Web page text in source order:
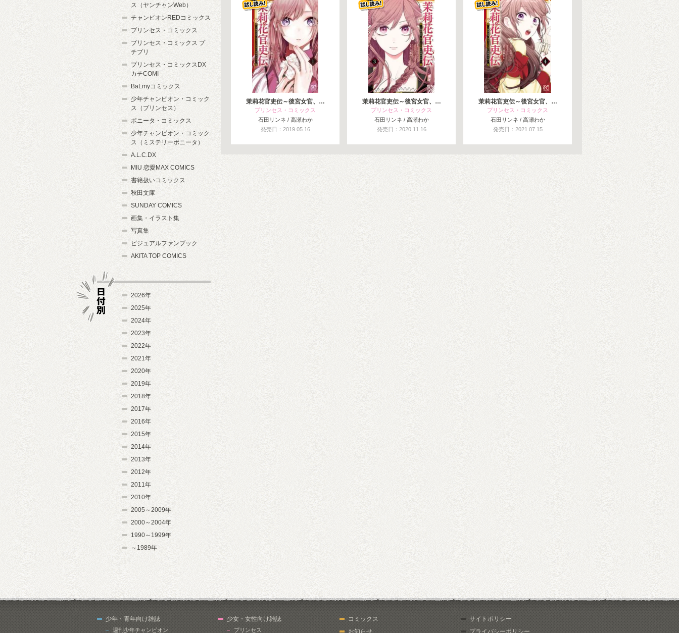
茉莉花官吏伝～後宮女官、…
プリンセス・コミックス
石田リンネ / 高瀬わか
発売日：2019.05.16
茉莉花官吏伝～後宮女官、…
プリンセス・コミックス
石田リンネ / 高瀬わか
発売日：2020.11.16
茉莉花官吏伝～後宮女官、…
プリンセス・コミックス
石田リンネ / 高瀬わか
発売日：2021.07.15
ス（ヤンチャンWeb）
チャンピオンREDコミックス
プリンセス・コミックス
プリンセス・コミックス プ
チプリ
プリンセス・コミックスDX
カチCOMI
BaLmyコミックス
少年チャンピオン・コミック
ス（プリンセス）
ボニータ・コミックス
少年チャンピオン・コミック
ス（ミステリーボニータ）
A.L.C.DX
MIU 恋愛MAX COMICS
書籍扱いコミックス
秋田文庫
SUNDAY COMICS
画集・イラスト集
写真集
ビジュアルファンブック
AKITA TOP COMICS
2026年
2025年
2024年
2023年
2022年
2021年
2020年
2019年
2018年
2017年
2016年
2015年
2014年
2013年
2012年
2011年
2010年
2005～2009年
2000～2004年
1990～1999年
～1989年
少年・青年向け雑誌
週刊少年チャンピオン
少女・女性向け雑誌
プリンセス
コミックス
お知らせ
サイトポリシー
プライバシーポリシー